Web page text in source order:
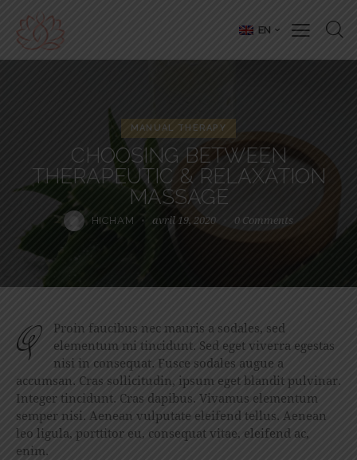
EN
MANUAL THERAPY
CHOOSING BETWEEN
THERAPEUTIC & RELAXATION
MASSAGE
HICHAM avril 19, 2020 0 Comments
qProin faucibus nec mauris a sodales, sed
elementum mi tincidunt. Sed eget viverra egestas
nisi in consequat. Fusce sodales augue a
accumsan. Cras sollicitudin, ipsum eget blandit pulvinar.
Integer tincidunt. Cras dapibus. Vivamus elementum
semper nisi. Aenean vulputate eleifend tellus. Aenean
leo ligula, porttitor eu, consequat vitae, eleifend ac,
enim.